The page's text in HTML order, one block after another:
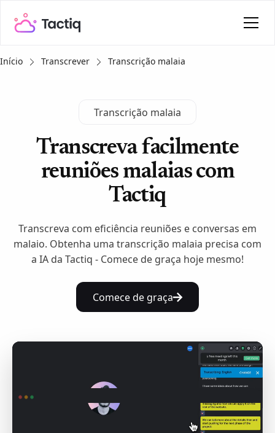
Início Transcrever Transcrição malaia
Transcrição malaia
Transcreva facilmente
reuniões malaias com
Tactiq
Transcreva com eficiência reuniões e conversas em
malaio. Obtenha uma transcrição malaia precisa com
a IA da Tactiq - Comece de graça hoje mesmo!
Comece de graça